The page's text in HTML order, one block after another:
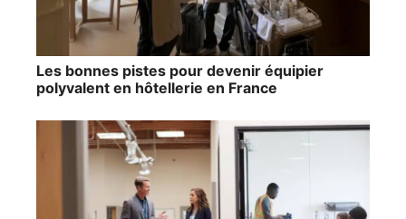
Les bonnes pistes pour devenir équipier
polyvalent en hôtellerie en France